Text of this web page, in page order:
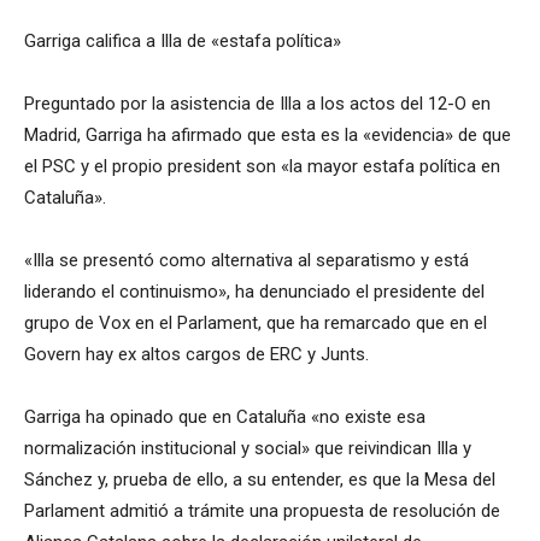
Garriga califica a Illa de «estafa política»
Preguntado por la asistencia de Illa a los actos del 12-O en
Madrid, Garriga ha afirmado que esta es la «evidencia» de que
el PSC y el propio president son «la mayor estafa política en
Cataluña».
«Illa se presentó como alternativa al separatismo y está
liderando el continuismo», ha denunciado el presidente del
grupo de Vox en el Parlament, que ha remarcado que en el
Govern hay ex altos cargos de ERC y Junts.
Garriga ha opinado que en Cataluña «no existe esa
normalización institucional y social» que reivindican Illa y
Sánchez y, prueba de ello, a su entender, es que la Mesa del
Parlament admitió a trámite una propuesta de resolución de